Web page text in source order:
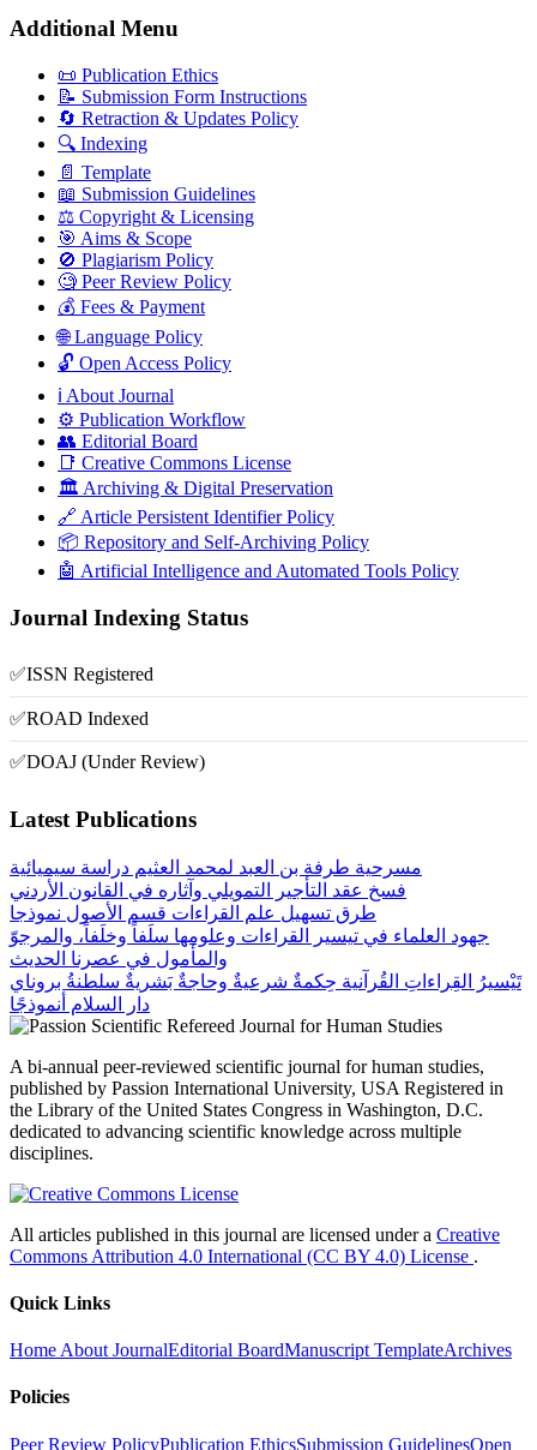
Additional Menu
📜 Publication Ethics
📝 Submission Form Instructions
🔄 Retraction & Updates Policy
🔍 Indexing
📄 Template
📖 Submission Guidelines
⚖️ Copyright & Licensing
🎯 Aims & Scope
🚫 Plagiarism Policy
🧐 Peer Review Policy
💰 Fees & Payment
🌐 Language Policy
🔓 Open Access Policy
ℹ️ About Journal
⚙️ Publication Workflow
👥 Editorial Board
📑 Creative Commons License
🏛️ Archiving & Digital Preservation
🔗 Article Persistent Identifier Policy
📦 Repository and Self-Archiving Policy
🤖 Artificial Intelligence and Automated Tools Policy
Journal Indexing Status
✅ISSN Registered
✅ROAD Indexed
✅DOAJ (Under Review)
Latest Publications
مسرحية طرفة بن العبد لمحمد العثيم دراسة سيميائية
فسخ عقد التأجير التمويلي وآثاره في القانون الأردني
طرق تسهيل علم القراءات قسم الأصول نموذجا
جهود العلماء في تيسير القراءات وعلومها سلَفاً وخلَفاً، والمرجوّ
والمأمول في عصرنا الحديث
تَيْسيرُ القِراءاتِ القُرآنية حِكمةٌ شرعيةٌ وحاجةٌ بَشريةٌ سلطنةُ بروناي
دار السلام أنموذجًا
A bi-annual peer-reviewed scientific journal for human studies,
published by Passion International University, USA Registered in
the Library of the United States Congress in Washington, D.C.
dedicated to advancing scientific knowledge across multiple
disciplines.
All articles published in this journal are licensed under a Creative
Commons Attribution 4.0 International (CC BY 4.0) License .
Quick Links
Home About JournalEditorial BoardManuscript TemplateArchives
Policies
Peer Review PolicyPublication EthicsSubmission GuidelinesOpen